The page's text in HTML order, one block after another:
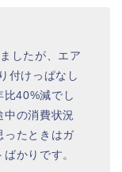
したが、エア
付けっぱなし
40%減でし
中の消費状況
ったときはガ
かりです。